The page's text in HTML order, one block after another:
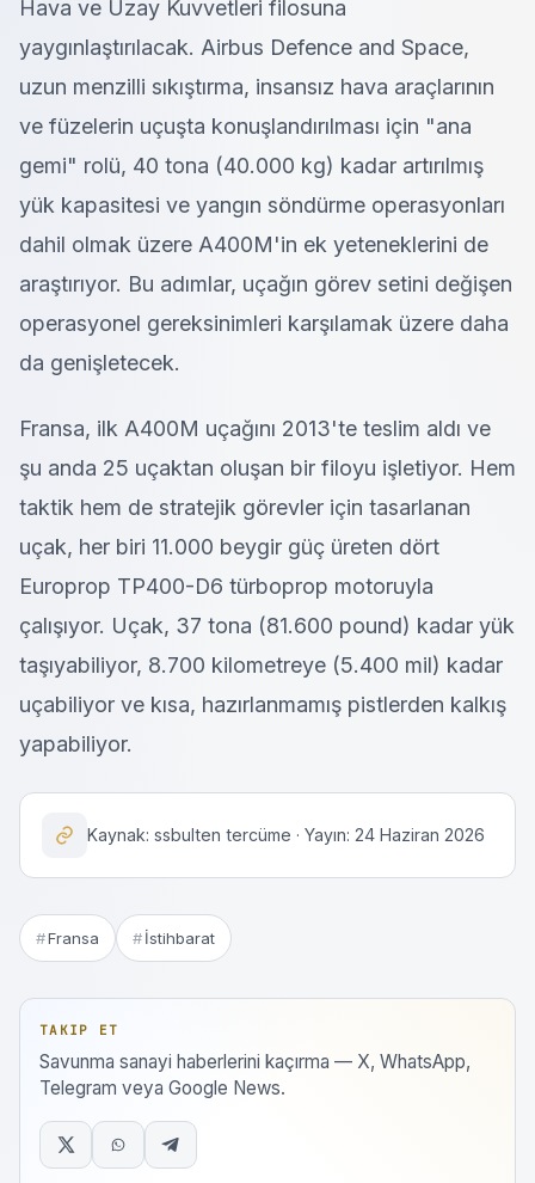
Hava ve Uzay Kuvvetleri filosuna
yaygınlaştırılacak. Airbus Defence and Space,
uzun menzilli sıkıştırma, insansız hava araçlarının
ve füzelerin uçuşta konuşlandırılması için "ana
gemi" rolü, 40 tona (40.000 kg) kadar artırılmış
yük kapasitesi ve yangın söndürme operasyonları
dahil olmak üzere A400M'in ek yeteneklerini de
araştırıyor. Bu adımlar, uçağın görev setini değişen
operasyonel gereksinimleri karşılamak üzere daha
da genişletecek.
Fransa, ilk A400M uçağını 2013'te teslim aldı ve
şu anda 25 uçaktan oluşan bir filoyu işletiyor. Hem
taktik hem de stratejik görevler için tasarlanan
uçak, her biri 11.000 beygir güç üreten dört
Europrop TP400-D6 türboprop motoruyla
çalışıyor. Uçak, 37 tona (81.600 pound) kadar yük
taşıyabiliyor, 8.700 kilometreye (5.400 mil) kadar
uçabiliyor ve kısa, hazırlanmamış pistlerden kalkış
yapabiliyor.
Kaynak: ssbulten tercüme · Yayın: 24 Haziran 2026
Fransa İstihbarat
TAKIP ET
Savunma sanayi haberlerini kaçırma — X, WhatsApp,
Telegram veya Google News.